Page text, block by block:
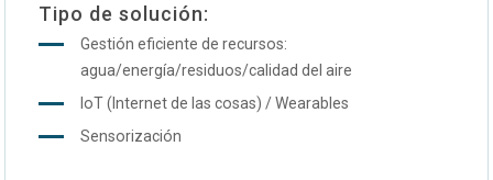
Tipo de solución:
Gestión eficiente de recursos:
agua/energía/residuos/calidad del aire
IoT (Internet de las cosas) / Wearables
Sensorización